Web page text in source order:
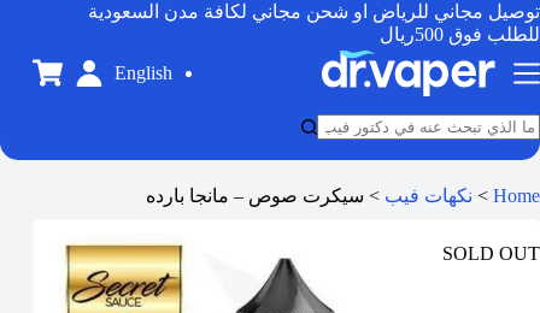
توصيل مجاني للرياض او شحن مجاني لكافة مدن السعودية
للطلب فوق 500ريال
English
Home
> نكهات فيب > سيكرت صوص – مانجا بارده
SOLD OUT